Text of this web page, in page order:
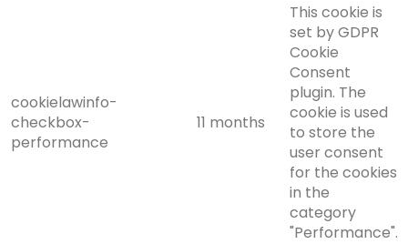
cookielawinfo-
checkbox-
performance
11 months
This cookie is
set by GDPR
Cookie
Consent
plugin. The
cookie is used
to store the
user consent
for the cookies
in the
category
"Performance".